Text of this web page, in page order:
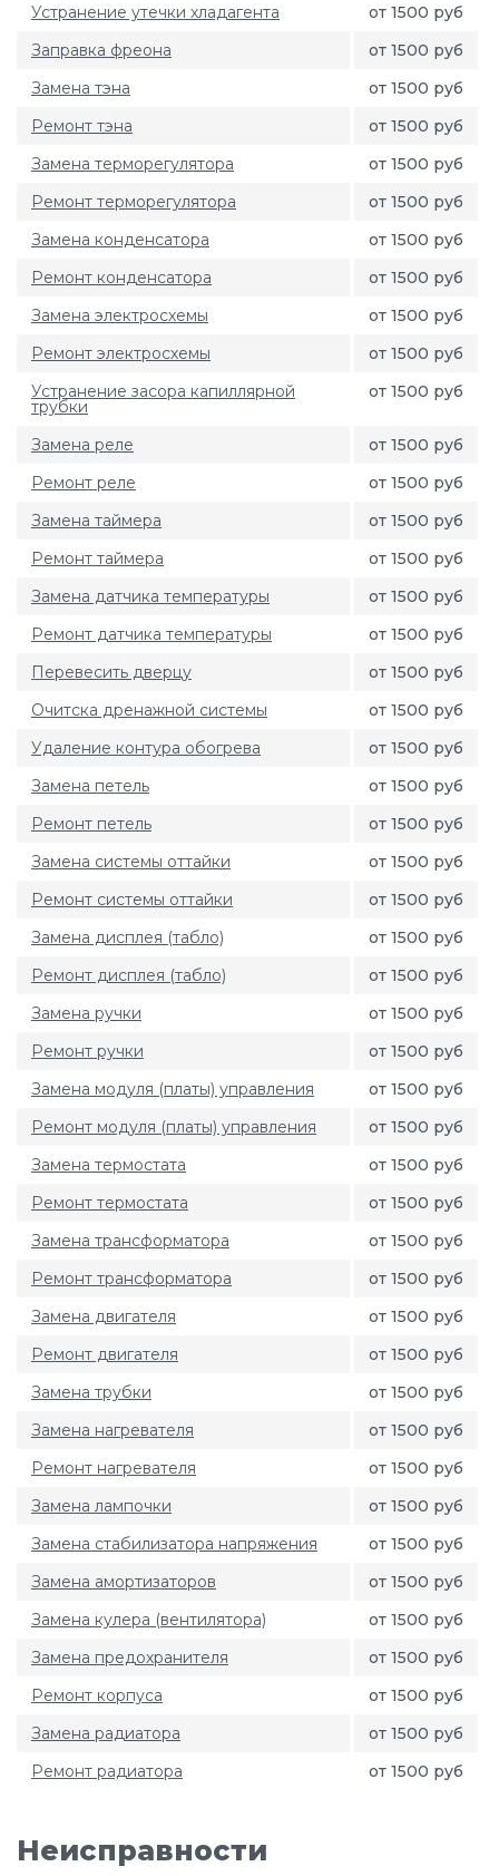
Устранение утечки хладагента
от 1500 руб
Заправка фреона
от 1500 руб
Замена тэна
от 1500 руб
Ремонт тэна
от 1500 руб
Замена терморегулятора
от 1500 руб
Ремонт терморегулятора
от 1500 руб
Замена конденсатора
от 1500 руб
Ремонт конденсатора
от 1500 руб
Замена электросхемы
от 1500 руб
Ремонт электросхемы
от 1500 руб
Устранение засора капиллярной
трубки
от 1500 руб
Замена реле
от 1500 руб
Ремонт реле
от 1500 руб
Замена таймера
от 1500 руб
Ремонт таймера
от 1500 руб
Замена датчика температуры
от 1500 руб
Ремонт датчика температуры
от 1500 руб
Перевесить дверцу
от 1500 руб
Очитска дренажной системы
от 1500 руб
Удаление контура обогрева
от 1500 руб
Замена петель
от 1500 руб
Ремонт петель
от 1500 руб
Замена системы оттайки
от 1500 руб
Ремонт системы оттайки
от 1500 руб
Замена дисплея (табло)
от 1500 руб
Ремонт дисплея (табло)
от 1500 руб
Замена ручки
от 1500 руб
Ремонт ручки
от 1500 руб
Замена модуля (платы) управления
от 1500 руб
Ремонт модуля (платы) управления
от 1500 руб
Замена термостата
от 1500 руб
Ремонт термостата
от 1500 руб
Замена трансформатора
от 1500 руб
Ремонт трансформатора
от 1500 руб
Замена двигателя
от 1500 руб
Ремонт двигателя
от 1500 руб
Замена трубки
от 1500 руб
Замена нагревателя
от 1500 руб
Ремонт нагревателя
от 1500 руб
Замена лампочки
от 1500 руб
Замена стабилизатора напряжения
от 1500 руб
Замена амортизаторов
от 1500 руб
Замена кулера (вентилятора)
от 1500 руб
Замена предохранителя
от 1500 руб
Ремонт корпуса
от 1500 руб
Замена радиатора
от 1500 руб
Ремонт радиатора
от 1500 руб
Неисправности